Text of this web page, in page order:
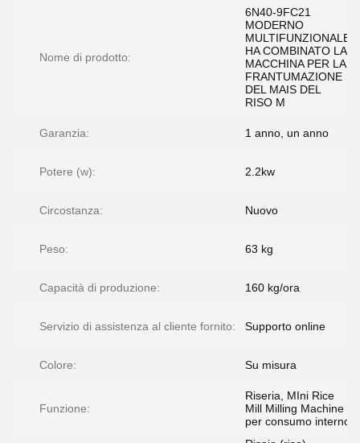
Nome di prodotto:
6N40-9FC21
MODERNO
MULTIFUNZIONALE
HA COMBINATO LA
MACCHINA PER LA
FRANTUMAZIONE
DEL MAIS DEL
RISO M
Garanzia: 1 anno, un anno
Potere (w): 2.2kw
Circostanza: Nuovo
Peso: 63 kg
Capacità di produzione: 160 kg/ora
Servizio di assistenza al cliente fornito: Supporto online
Colore: Su misura
Funzione:
Riseria, MIni Rice
Mill Milling Machine
per consumo interno